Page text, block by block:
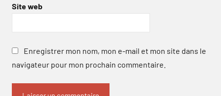
Site web
Enregistrer mon nom, mon e-mail et mon site dans le
navigateur pour mon prochain commentaire.